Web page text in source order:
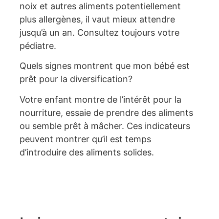
noix et autres aliments potentiellement
plus allergènes, il vaut mieux attendre
jusqu’à un an. Consultez toujours votre
pédiatre.
Quels signes montrent que mon bébé est
prêt pour la diversification?
Votre enfant montre de l’intérêt pour la
nourriture, essaie de prendre des aliments
ou semble prêt à mâcher. Ces indicateurs
peuvent montrer qu’il est temps
d’introduire des aliments solides.